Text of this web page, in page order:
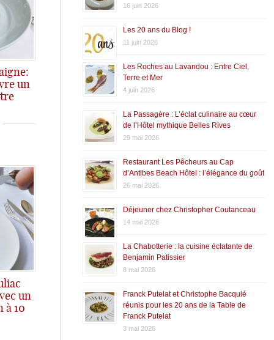
un
à Bordeaux.
un
à 10
16 juin 2026
Les 20 ans du Blog !
11 juin 2026
Les Roches au Lavandou : Entre Ciel,
Terre et Mer
4 juin 2026
La Passagère : L’éclat culinaire au cœur
de l’Hôtel mythique Belles Rives
29 mai 2026
Restaurant Les Pêcheurs au Cap
d’Antibes Beach Hôtel : l’élégance du goût
26 mai 2026
Déjeuner chez Christopher Coutanceau
14 mai 2026
La Chabotterie : la cuisine éclatante de
Benjamin Patissier
8 mai 2026
Franck Putelat et Christophe Bacquié
réunis pour les 20 ans de la Table de
Franck Putelat
3 mai 2026